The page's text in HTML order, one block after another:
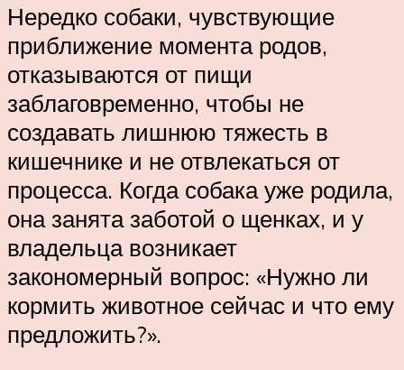
Нередко собаки, чувствующие
приближение момента родов,
отказываются от пищи
заблаговременно, чтобы не
создавать лишнюю тяжесть в
кишечнике и не отвлекаться от
процесса. Когда собака уже родила,
она занята заботой о щенках, и у
владельца возникает
закономерный вопрос: «Нужно ли
кормить животное сейчас и что ему
предложить?».